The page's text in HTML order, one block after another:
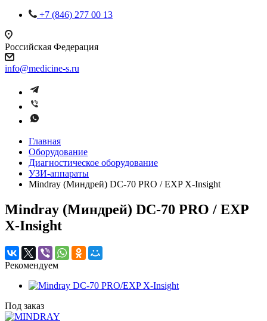
+7 (846) 277 00 13
Российская Федерация
info@medicine-s.ru
Главная
Оборудование
Диагностическое оборудование
УЗИ-аппараты
Mindray (Миндрей) DC-70 PRO / EXP X-Insight
Mindray (Миндрей) DC-70 PRO / EXP
X-Insight
Рекомендуем
Под заказ